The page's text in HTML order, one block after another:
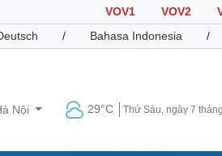
VOV1 VOV2
/ Bahasa Indonesia /
Nội 29°C Thứ Sáu, ngày 7